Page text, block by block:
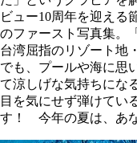
ビュー10周年を迎える
のファースト写真集。
台湾屈指のリゾート地
でも、プールや海に思
て涼しげな気持ちにな
目を気にせず弾けてい
す！ 今年の夏は、あ